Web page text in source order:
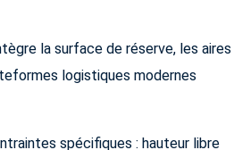
la surface de réserve, les
logistiques modernes
spécifiques : hauteur libre